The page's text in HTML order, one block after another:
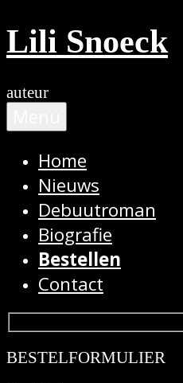
Ga
naar
inhoud
Lili Snoeck
auteur
Home
Nieuws
Debuutroman
Biografie
Bestellen
Contact
BESTELFORMULIER